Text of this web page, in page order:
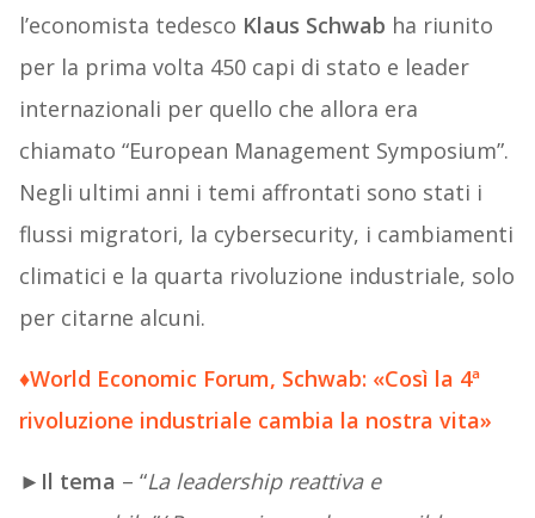
l’economista tedesco Klaus Schwab ha riunito
per la prima volta 450 capi di stato e leader
internazionali per quello che allora era
chiamato “European Management Symposium”.
Negli ultimi anni i temi affrontati sono stati i
flussi migratori, la cybersecurity, i cambiamenti
climatici e la quarta rivoluzione industriale, solo
per citarne alcuni.
♦World Economic Forum, Schwab: «Così la 4ª
rivoluzione industriale cambia la nostra vita»
► Il tema – “La leadership reattiva e